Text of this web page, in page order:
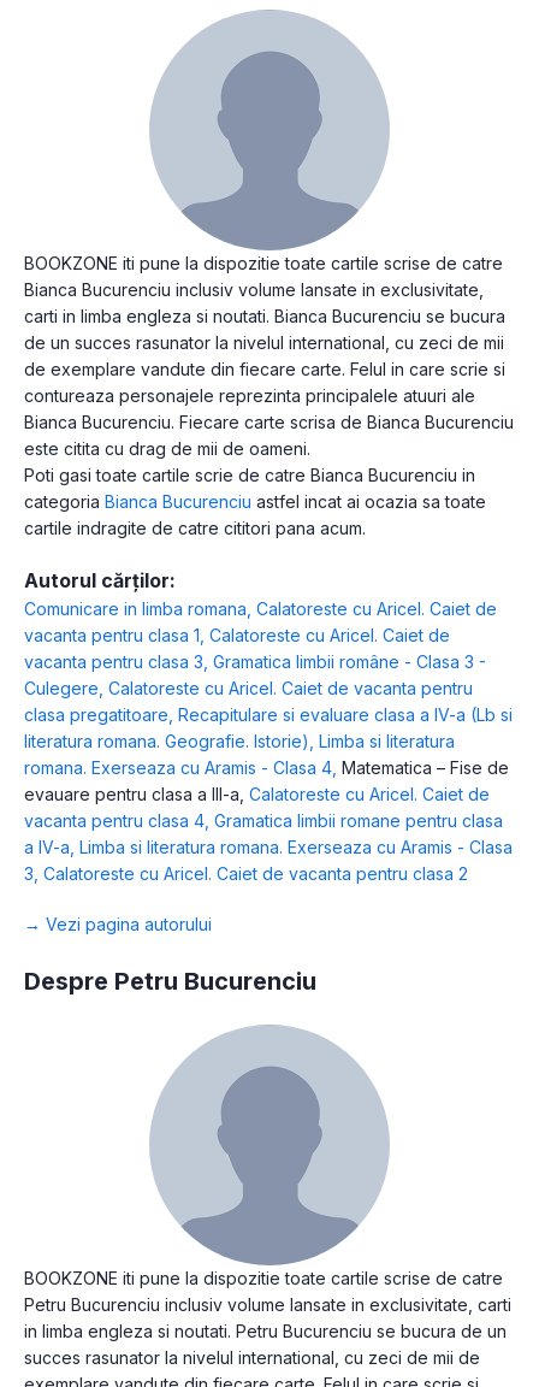
BOOKZONE iti pune la dispozitie toate cartile scrise de catre
Bianca Bucurenciu inclusiv volume lansate in exclusivitate,
carti in limba engleza si noutati. Bianca Bucurenciu se bucura
de un succes rasunator la nivelul international, cu zeci de mii
de exemplare vandute din fiecare carte. Felul in care scrie si
contureaza personajele reprezinta principalele atuuri ale
Bianca Bucurenciu. Fiecare carte scrisa de Bianca Bucurenciu
este citita cu drag de mii de oameni.
Poti gasi toate cartile scrie de catre Bianca Bucurenciu in
categoria Bianca Bucurenciu astfel incat ai ocazia sa toate
cartile indragite de catre cititori pana acum.
Autorul cărților:
Comunicare in limba romana, Calatoreste cu Aricel. Caiet de
vacanta pentru clasa 1, Calatoreste cu Aricel. Caiet de
vacanta pentru clasa 3, Gramatica limbii române - Clasa 3 -
Culegere, Calatoreste cu Aricel. Caiet de vacanta pentru
clasa pregatitoare, Recapitulare si evaluare clasa a IV-a (Lb si
literatura romana. Geografie. Istorie), Limba si literatura
romana. Exerseaza cu Aramis - Clasa 4, Matematica – Fise de
evauare pentru clasa a III-a, Calatoreste cu Aricel. Caiet de
vacanta pentru clasa 4, Gramatica limbii romane pentru clasa
a IV-a, Limba si literatura romana. Exerseaza cu Aramis - Clasa
3, Calatoreste cu Aricel. Caiet de vacanta pentru clasa 2
→ Vezi pagina autorului
Despre Petru Bucurenciu
BOOKZONE iti pune la dispozitie toate cartile scrise de catre
Petru Bucurenciu inclusiv volume lansate in exclusivitate, carti
in limba engleza si noutati. Petru Bucurenciu se bucura de un
succes rasunator la nivelul international, cu zeci de mii de